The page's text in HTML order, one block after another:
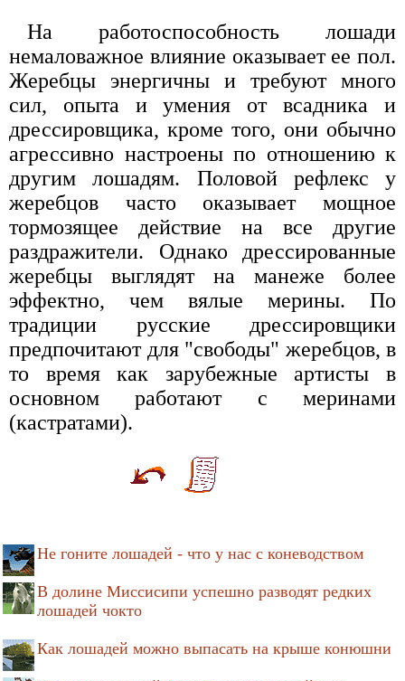
На работоспособность лошади
немаловажное влияние оказывает ее пол.
Жеребцы энергичны и требуют много
сил, опыта и умения от всадника и
дрессировщика, кроме того, они обычно
агрессивно настроены по отношению к
другим лошадям. Половой рефлекс у
жеребцов часто оказывает мощное
тормозящее действие на все другие
раздражители. Однако дрессированные
жеребцы выглядят на манеже более
эффектно, чем вялые мерины. По
традиции русские дрессировщики
предпочитают для "свободы" жеребцов, в
то время как зарубежные артисты в
основном работают с меринами
(кастратами).
Не гоните лошадей - что у нас с коневодством
В долине Миссисипи успешно разводят редких
лошадей чокто
Как лошадей можно выпасать на крыше конюшни